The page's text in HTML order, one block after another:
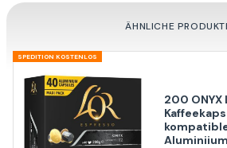
ÄHNLICHE
SPEDITION KOSTENLOS
200 ONYX